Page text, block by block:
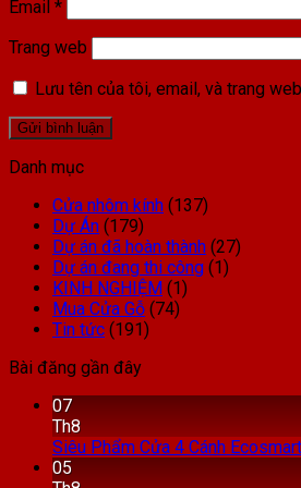
Email *
Trang web
Lưu tên của tôi, email, và trang
Danh mục
Cửa nhôm kính (137)
Dự Án (179)
Dự án đã hoàn thành (27)
Dự án đang thi công (1)
KINH NGHIỆM (1)
Mua Cửa Gỗ (74)
Tin tức (191)
Bài đăng gần đây
07
Th8
Siêu Phẩm Cửa 4 Cánh
05